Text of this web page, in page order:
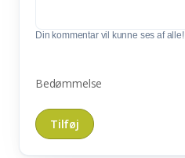
Din kommentar vil kunne ses af alle!
Bedømmelse